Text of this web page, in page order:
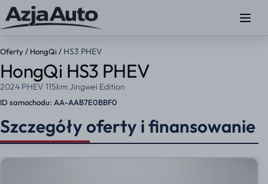
Oferty / HongQi / HS3 PHEV
HongQi HS3 PHEV
2024 PHEV 115km Jingwei Edition
ID samochodu: AA-AAB7E0BBF0
Szczegóły oferty i finansowanie